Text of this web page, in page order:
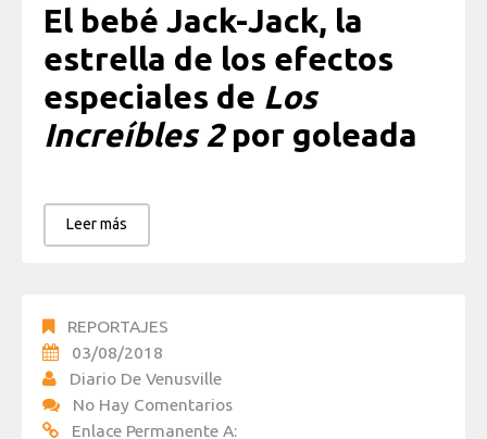
El bebé Jack-Jack, la
estrella de los efectos
especiales de Los
Increíbles 2por goleada
Leer más
REPORTAJES
03/08/2018
Diario De Venusville
No Hay Comentarios
Enlace Permanente A: